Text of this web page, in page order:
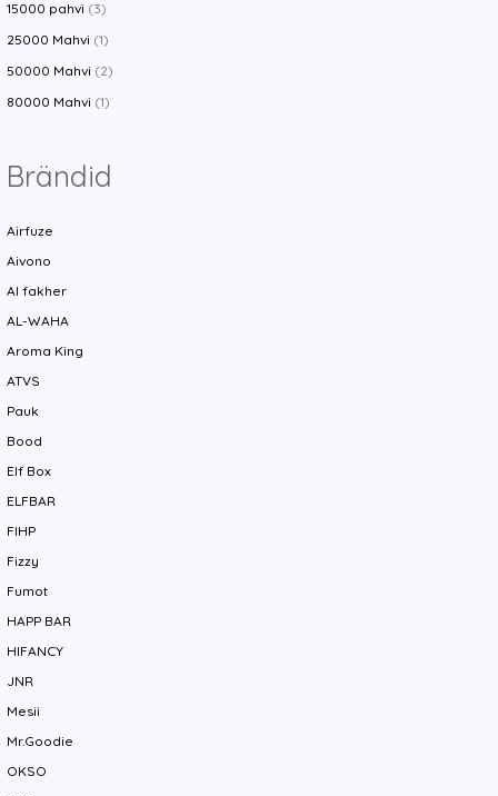
15000 pahvi (3)
25000 Mahvi (1)
50000 Mahvi (2)
80000 Mahvi (1)
Brändid
Airfuze
Aivono
Al fakher
AL-WAHA
Aroma King
ATVS
Pauk
Bood
Elf Box
ELFBAR
FIHP
Fizzy
Fumot
HAPP BAR
HIFANCY
JNR
Mesii
Mr.Goodie
OKSO